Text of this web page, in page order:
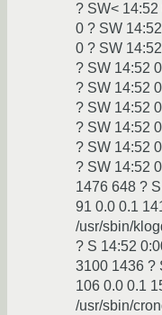
? SW< 14:52
0 ? SW
0 ? SW
? SW 14:52
? SW 14:52
? SW 14:52
? SW 14:52
? SW 14:52
? SW 14:52
1476 648 ?
91 0.0 0.1
/usr/sbin/
? S 14:52
3100 1436 ?
106 0.0 0.1
/usr/sbin/